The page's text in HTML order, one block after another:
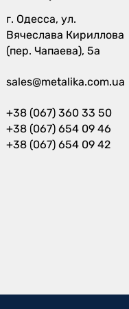
г. Одесса, ул.
Вячеслава Кириллова
(пер. Чапаева), 5а
sales@metalika.com.ua
+38 (067) 360 33 50
+38 (067) 654 09 46
+38 (067) 654 09 42